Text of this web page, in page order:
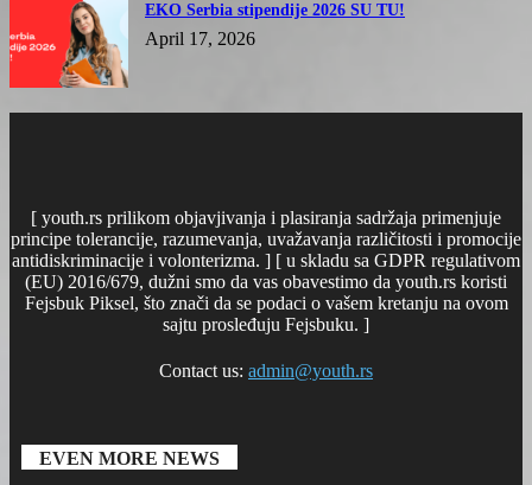
EKO Serbia stipendije 2026 SU TU!
April 17, 2026
[ youth.rs prilikom objavjivanja i plasiranja sadržaja primenjuje
principe tolerancije, razumevanja, uvažavanja različitosti i promocije
antidiskriminacije i volonterizma. ] [ u skladu sa GDPR regulativom
(EU) 2016/679, dužni smo da vas obavestimo da youth.rs koristi
Fejsbuk Piksel, što znači da se podaci o vašem kretanju na ovom
sajtu prosleđuju Fejsbuku. ]
Contact us: admin@youth.rs
EVEN MORE NEWS